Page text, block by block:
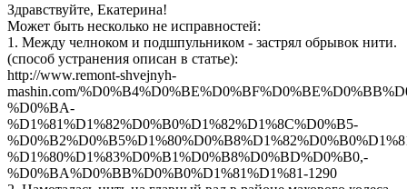
Здравствуйте, Екатерина!
Может быть несколько не исправностей:
1. Между челноком и подшпульником - застрял обрывок нити.
(способ устранения описан в статье):
http://www.remont-shvejnyh-
mashin.com/
%D0%BA-
%D1%81%D1%82%D0%B0%D1%82%D1%8C%D0%B5-
%D1%80%D1%83%D0%B1%D0%B8%D0%BD%D0%B0,-
%D0%BA%D0%BB%D0%B0%D1%81%D1%81-1290